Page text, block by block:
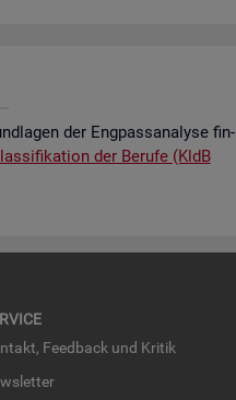
der Eng­pass­ana­ly­se fin­
der Be­ru­fe (KldB
Feed­back und Kri­tik